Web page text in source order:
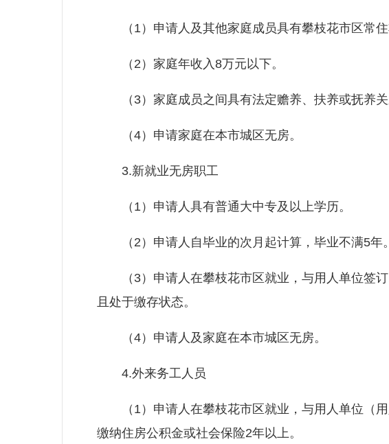
（1）申请人及其他家庭成员具有攀枝花市区常住
（2）家庭年收入8万元以下。
（3）家庭成员之间具有法定赡养、扶养或抚养关
（4）申请家庭在本市城区无房。
3.新就业无房职工
（1）申请人具有普通大中专及以上学历。
（2）申请人自毕业的次月起计算，毕业不满5年。
（3）申请人在攀枝花市区就业，与用人单位签订
且处于缴存状态。
（4）申请人及家庭在本市城区无房。
4.外来务工人员
（1）申请人在攀枝花市区就业，与用人单位（用
缴纳住房公积金或社会保险2年以上。